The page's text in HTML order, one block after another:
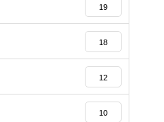
19
18
12
10